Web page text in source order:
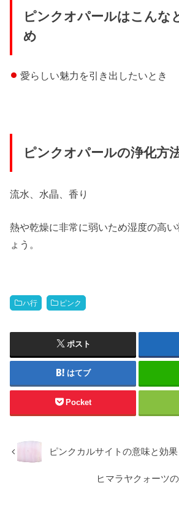
ピンクオパールはこんな
め
愛らしい魅力を引き出したいとき
ピンクオパールの浄化方
流水、水晶、香り
熱や乾燥に非常に弱いため湿度の高
ょう。
ハ行 ピンク
ポスト
はてブ
Pocket
ピンクカルサイトの意味と効果
ヒマラヤクォーツ